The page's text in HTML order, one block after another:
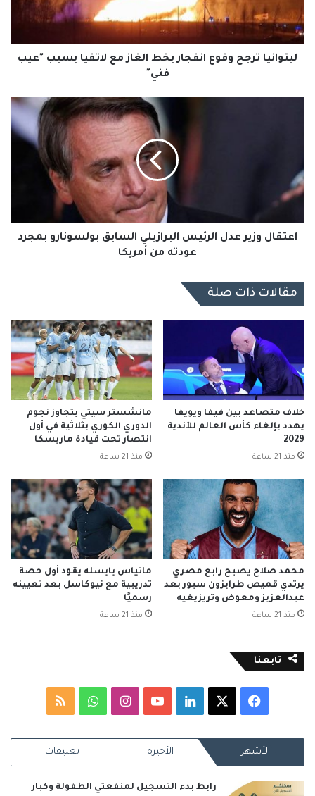
مع
لاتفيا
بسبب
"عيب
ليتوانيا ترجح وقوع انفجار بخط الغاز مع لاتفيا بسبب "عيب
فني"
السابق
بولسونارو
عودته
مناعتقال وزير عدل الرئيس البرازيلي السابق بولسونارو بمجرد
عودته من أمريكا
مقالات ذات صلة
خلاف متصاعد بين فيفا ويويفا
يهدد بإلغاء كأس العالم للأندية
2029
منذ 21 ساعة
مانشستر سيتي يتجاوز نجوم
الدوري الكوري بثلاثية في أول
انتصار تحت قيادة ماريسكا
منذ 21 ساعة
محمد صلاح يصبح رابع مصري
يرتدي قميص طرابزون سبور بعد
عبدالعزيز ومعوض وتريزيغيه
منذ 21 ساعة
ماتياس يايسله يقود أول حصة
تدريبية مع نيوكاسل بعد تعيينه
رسميًا
منذ 21 ساعة
تابعنا
فيسبوك لينكدإن‫YouTubeانستقرامواتسابملخص
RSS الأشهر الأخيرة تعليقات
رابط بدء التسجيل لمنفعتي الطفولة وكبار